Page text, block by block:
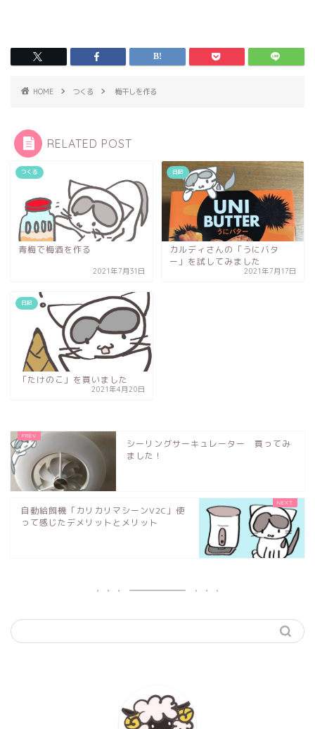
HOME つくる 梅干しを作る
RELATED POST
つくる
青梅で梅酒を作る
2021年7月31日
日記
カルディさんの「うにバタ
ー」を試してみました
2021年7月17日
日記
「たけのこ」を買いました
2021年4月20日
シーリングサーキュレーター 買ってみ
ました！
自動給餌機「カリカリマシーンV2C」使
って感じたデメリットとメリット